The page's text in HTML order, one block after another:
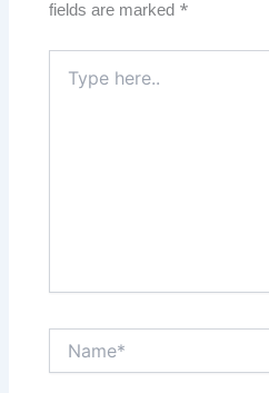
fields are marked *
here..